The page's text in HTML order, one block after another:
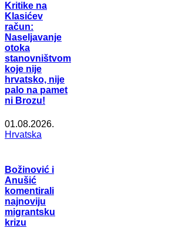
Kritike na
Klasićev
račun:
Naseljavanje
otoka
stanovništvom
koje nije
hrvatsko, nije
palo na pamet
ni Brozu!
01.08.2026.
Hrvatska
Božinović i
Anušić
komentirali
najnoviju
migrantsku
krizu